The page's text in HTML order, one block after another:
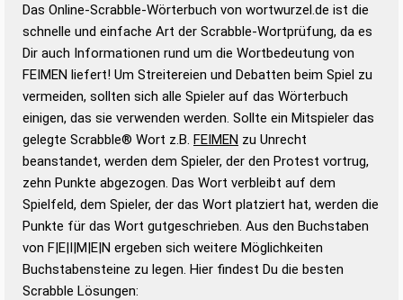
Wortwurzel liefert mit Hilfe eines semantischen
Wortanalyse-Algorithmus gute Anhaltspunkte zu
Wortbedeutung, Worttrennung und Wortform, um die
Gültigkeit eines Wortes für das Scrabble-Spiel zu
bestimmen!
zugelassene Turnier Scrabble-
Wörterbücher sind:
Duden – Standardwerk in 12 Bänden
Duden – Richtiges und gutes
Deutsch
Duden – Die deutsche Grammatik
Duden – Deutsches
Das Online-Scrabble-Wörterbuch von wortwurzel.de ist die
schnelle und einfache Art der Scrabble-Wortprüfung, da es
Dir auch Informationen rund um die Wortbedeutung von
FEIMEN liefert! Um Streitereien und Debatten beim Spiel zu
vermeiden, sollten sich alle Spieler auf das Wörterbuch
einigen, das sie verwenden werden. Sollte ein Mitspieler das
gelegte Scrabble® Wort z.B. FEIMEN zu Unrecht
beanstandet, werden dem Spieler, der den Protest vortrug,
zehn Punkte abgezogen. Das Wort verbleibt auf dem
Spielfeld, dem Spieler, der das Wort platziert hat, werden die
Punkte für das Wort gutgeschrieben. Aus den Buchstaben
von F|E|I|M|E|N ergeben sich weitere Möglichkeiten
Buchstabensteine zu legen. Hier findest Du die besten
Scrabble Lösungen: